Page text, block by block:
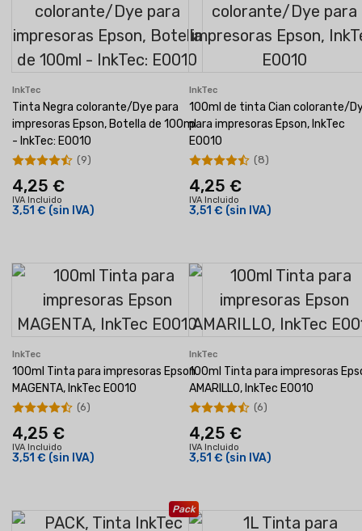
InkTec
Tinta Negra colorante/Dye para
impresoras Epson, Botella de 100ml
- InkTec: E0010
4,25 €
IVA Incluido
3,51 € (sin IVA)
(9)
InkTec
100ml de tinta Cian colorante/
para impresoras Epson, InkTec
E0010
4,25 €
IVA Incluido
3,51 € (sin IVA)
(8)
InkTec
100ml Tinta para impresoras Epson
MAGENTA, InkTec E0010
4,25 €
IVA Incluido
3,51 € (sin IVA)
(6)
InkTec
100ml Tinta para impresoras
AMARILLO, InkTec E0010
4,25 €
IVA Incluido
3,51 € (sin IVA)
(6)
Pack